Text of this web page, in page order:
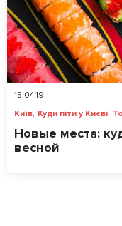
15.04.19
Київ, Куди піти у Києві,
Новые места:
весной